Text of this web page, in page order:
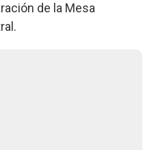
de la Mesa